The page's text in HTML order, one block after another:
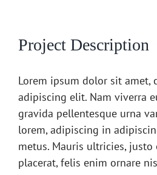
Project Description
Lorem ipsum dolor sit amet,
adipiscing elit. Nam viverra
gravida pellentesque urna
lorem, adipiscing in
metus. Mauris ultricies, justo
placerat, felis enim ornare